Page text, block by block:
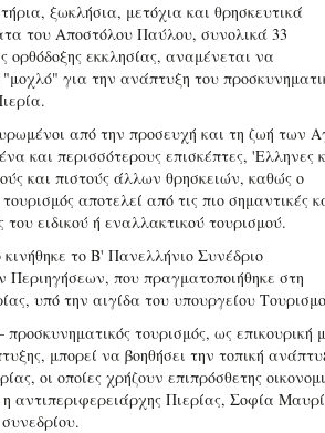
ξωκλήσια, μετόχια και θρησκευτικά
του Αποστόλου Παύλου, συνολικά 33
ορθόδοξης εκκλησίας, αναμένεται να
για την ανάπτυξη του
από την προσευχή και τη ζωή των
και περισσότερους επισκέπτες, 'Ελληνες
και πιστούς άλλων θρησκειών, καθώς ο
αποτελεί από τις πιο σημαντικές
του ειδικού ή εναλλακτικού τουρισμού.
το Β' Πανελλήνιο Συνέδριο
Περιηγήσεων, που πραγματοποιήθηκε στη
υπό την αιγίδα του υπουργείου
προσκυνηματικός τουρισμός, ως επικουρική
μπορεί να βοηθήσει την τοπική
οι οποίες χρήζουν επιπρόσθετης
αντιπεριφερειάρχης Πιερίας, Σοφία